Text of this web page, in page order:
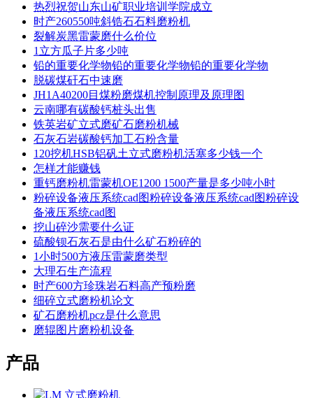
热烈祝贺山东山矿职业培训学院成立
时产260550吨斜锆石石料磨粉机
裂解炭黑雷蒙磨什么价位
1立方瓜子片多少吨
铅的重要化学物铅的重要化学物铅的重要化学物
脱碳煤矸石中速磨
JH1A40200目煤粉磨煤机控制原理及原理图
云南哪有碳酸钙桩头出售
铁英岩矿立式磨矿石磨粉机械
石灰石岩碳酸钙加工石粉含量
120挖机HSB铝矾土立式磨粉机活塞多少钱一个
怎样才能赚钱
重钙磨粉机雷蒙机OE1200 1500产量是多少吨小时
粉碎设备液压系统cad图粉碎设备液压系统cad图粉碎设
备液压系统cad图
挖山碎沙需要什么证
硫酸钡石灰石是由什么矿石粉碎的
1小时500方液压雷蒙磨类型
大理石生产流程
时产600方珍珠岩石料高产预粉磨
细碎立式磨粉机论文
矿石磨粉机pcz是什么意思
磨辊图片磨粉机设备
产品